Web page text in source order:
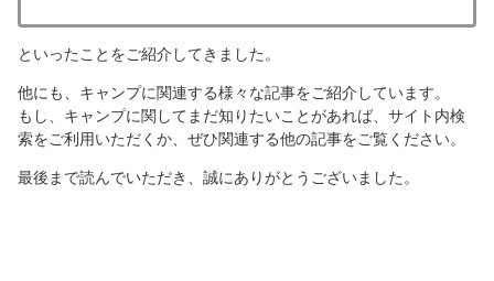
といったことをご紹介してきました。
他にも、キャンプに関連する様々な記事をご紹介しています。
もし、キャンプに関してまだ知りたいことがあれば、サイト内検
索をご利用いただくか、ぜひ関連する他の記事をご覧ください。
最後まで読んでいただき、誠にありがとうございました。